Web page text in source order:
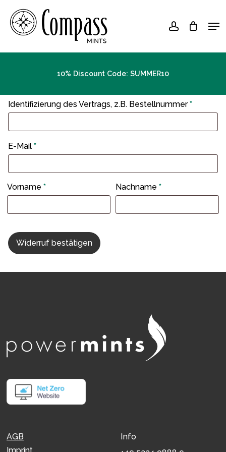
main
content
account
10% Discount Code: SUMMER10
Identifizierung des Vertrags, z.B. Bestellnummer*
E-Mail*
E-
Vorname* Nachname*
Widerruf bestätigen
AGB
Info
Close